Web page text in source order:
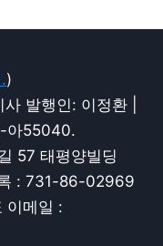
)
발행인: 이정환 |
-아55040.
57 태평양빌딩
: 731-86-02969
이메일 :